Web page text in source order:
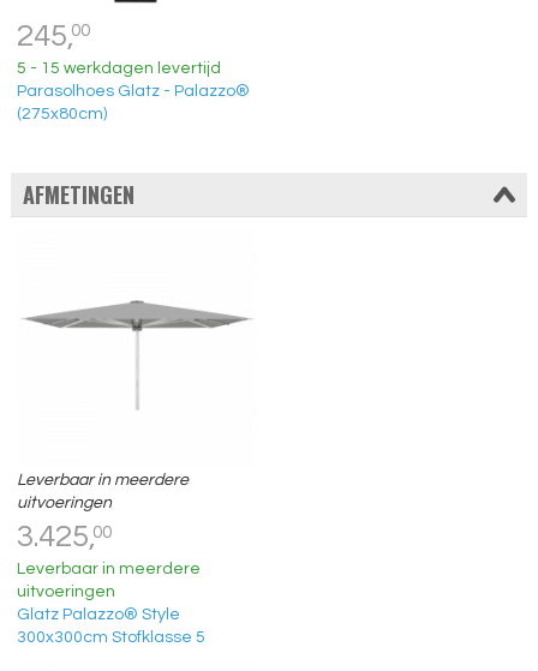
245,00
5 - 15 werkdagen levertijd
Parasolhoes Glatz - Palazzo®
(275x80cm)
AFMETINGEN
Leverbaar in meerdere
uitvoeringen
3.425,00
Leverbaar in meerdere
uitvoeringen
Glatz Palazzo® Style
300x300cm Stofklasse 5